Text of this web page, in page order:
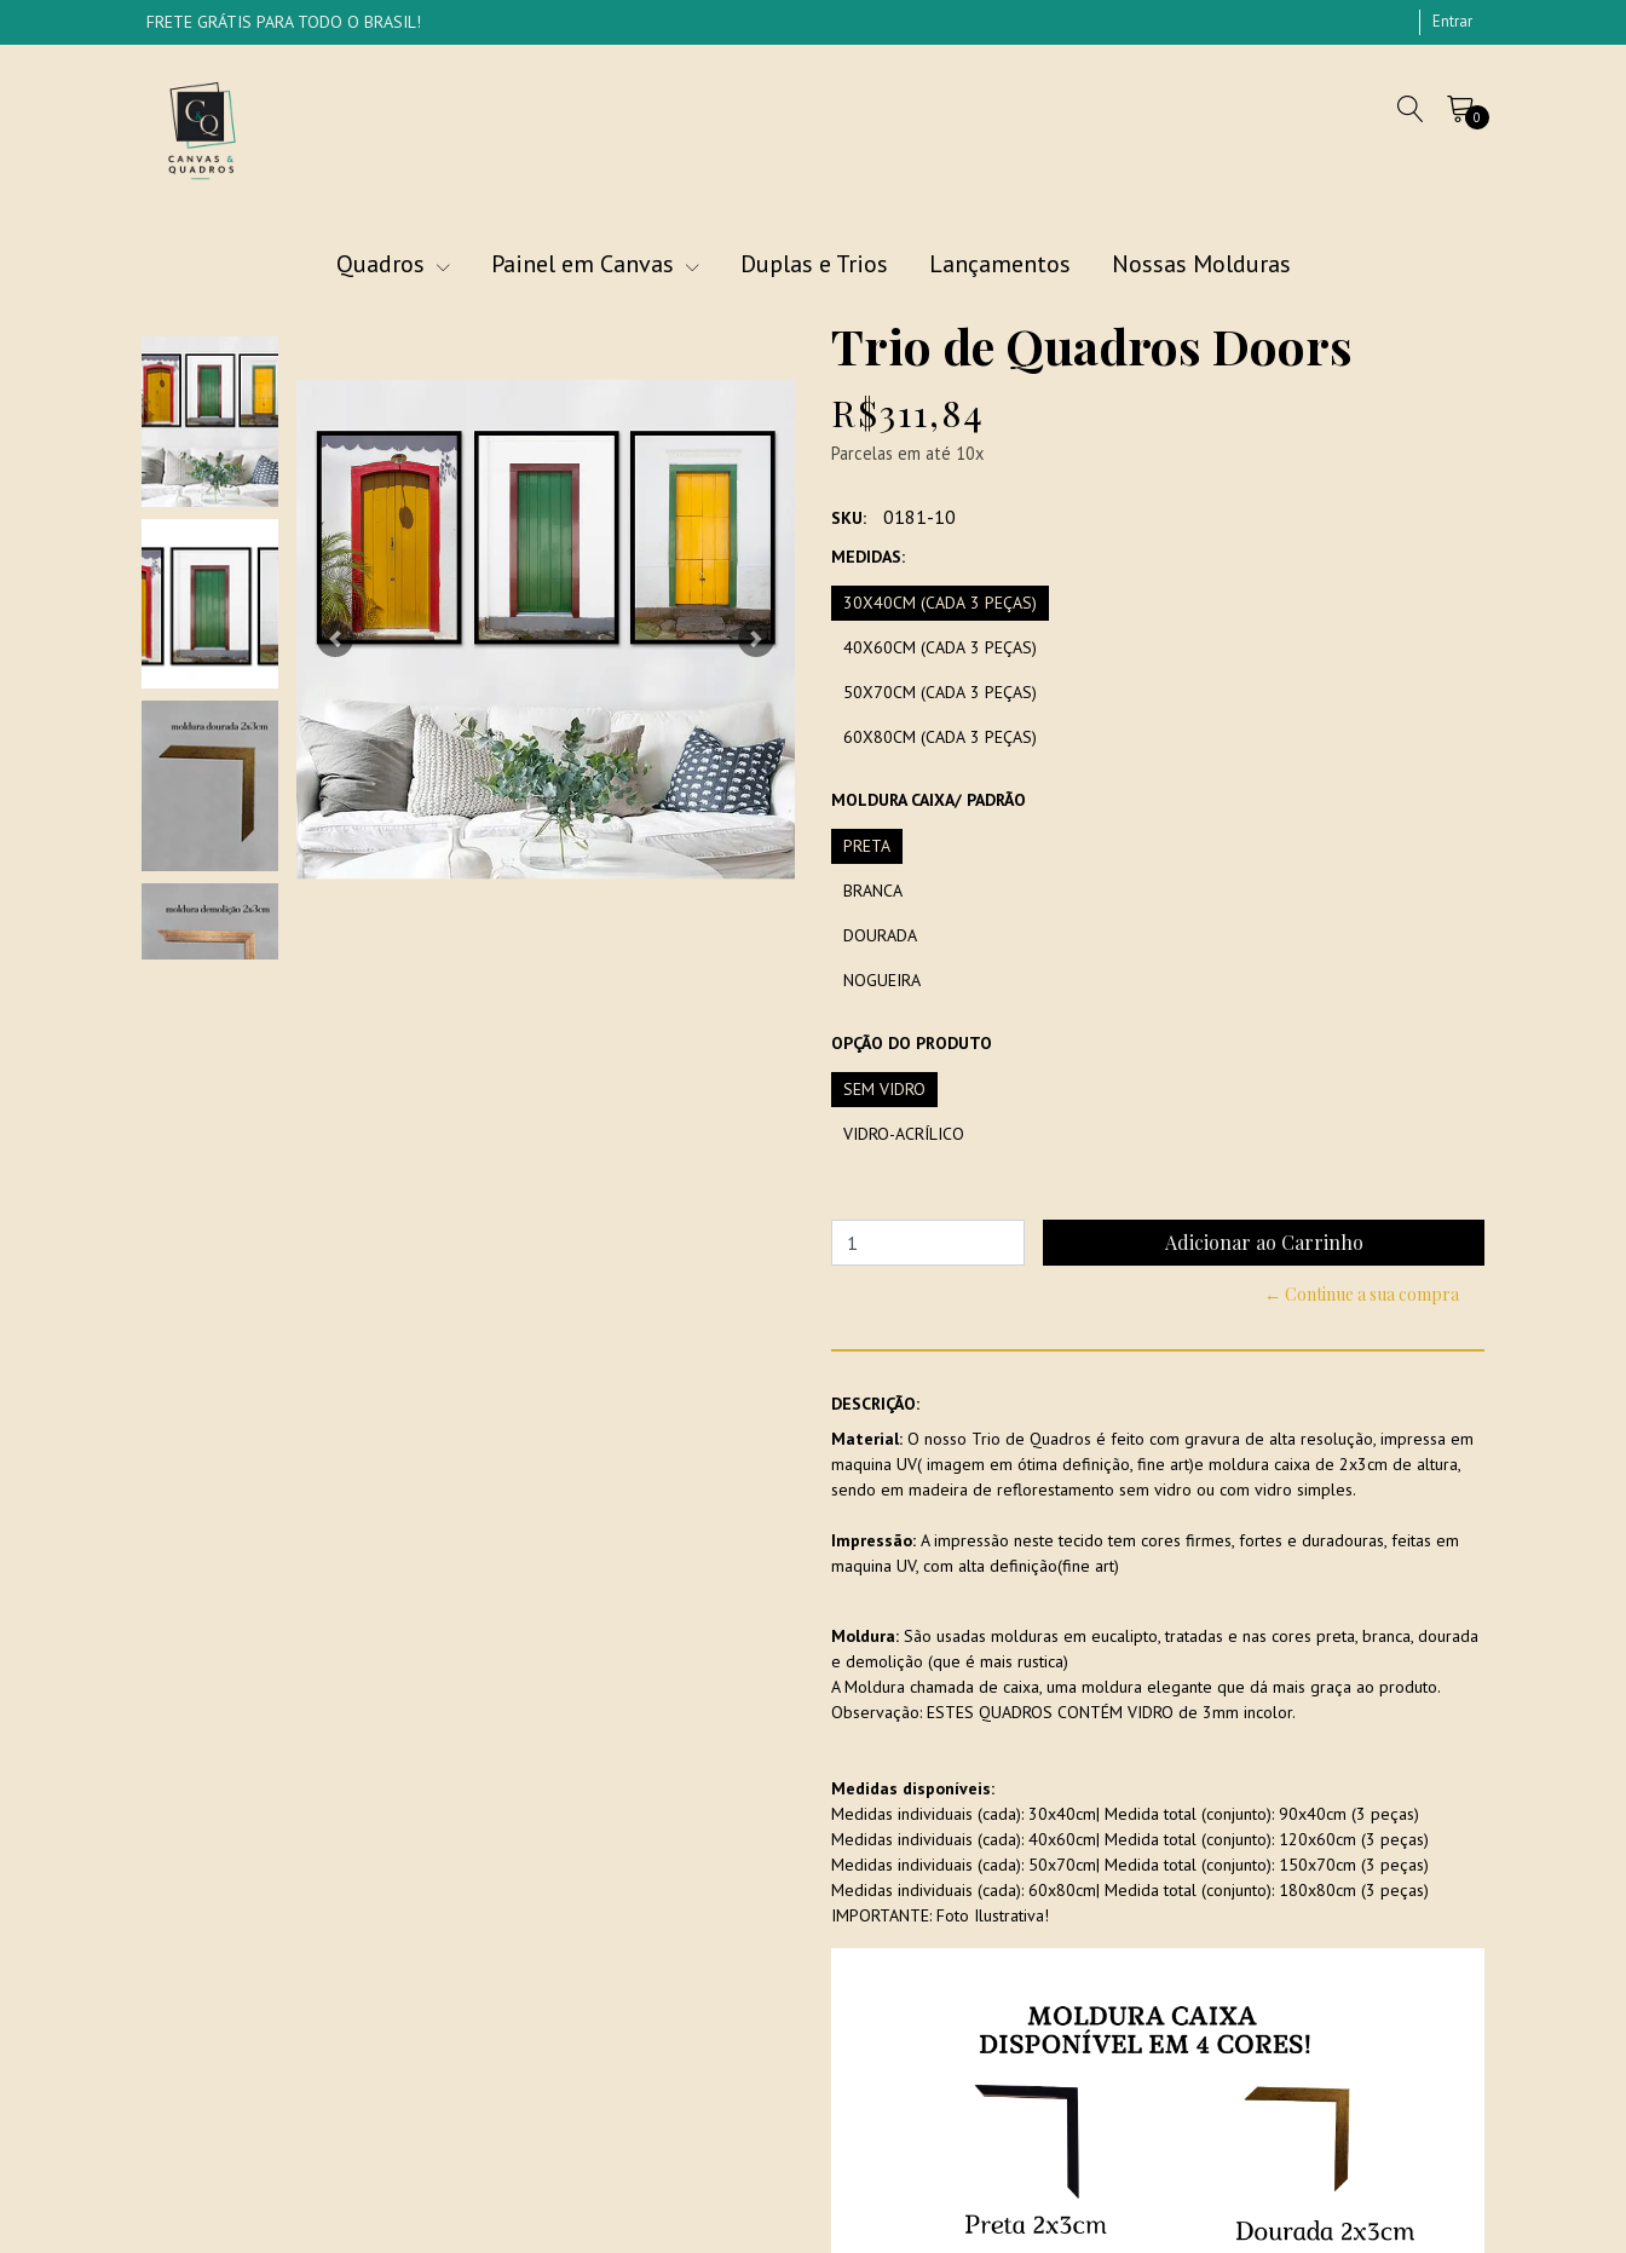
FRETE GRÁTIS PARA TODO O BRASIL! Entrar
0
Quadros Painel em Canvas Duplas e Trios Lançamentos Nossas Molduras
Previous Next
Trio de Quadros Doors
R$311,84
Parcelas em até 10x
SKU: 0181-10
MEDIDAS:
30X40CM (CADA 3 PEÇAS)
40X60CM (CADA 3 PEÇAS)
50X70CM (CADA 3 PEÇAS)
60X80CM (CADA 3 PEÇAS)
MOLDURA CAIXA/ PADRÃO
PRETA
BRANCA
DOURADA
NOGUEIRA
OPÇÃO DO PRODUTO
SEM VIDRO
VIDRO-ACRÍLICO
← Continue a sua compra
DESCRIÇÃO:
Material: O nosso Trio de Quadros é feito com gravura de alta resolução, impressa em
maquina UV( imagem em ótima definição, fine art)e moldura caixa de 2x3cm de altura,
sendo em madeira de reflorestamento sem vidro ou com vidro simples.
Impressão: A impressão neste tecido tem cores firmes, fortes e duradouras, feitas em
maquina UV, com alta definição(fine art)
Moldura: São usadas molduras em eucalipto, tratadas e nas cores preta, branca, dourada
e demolição (que é mais rustica)
A Moldura chamada de caixa, uma moldura elegante que dá mais graça ao produto.
Observação: ESTES QUADROS CONTÉM VIDRO de 3mm incolor.
Medidas disponíveis:
Medidas individuais (cada): 30x40cm| Medida total (conjunto): 90x40cm (3 peças)
Medidas individuais (cada): 40x60cm| Medida total (conjunto): 120x60cm (3 peças)
Medidas individuais (cada): 50x70cm| Medida total (conjunto): 150x70cm (3 peças)
Medidas individuais (cada): 60x80cm| Medida total (conjunto): 180x80cm (3 peças)
IMPORTANTE: Foto Ilustrativa!